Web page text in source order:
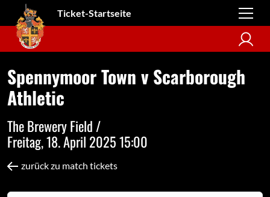
Ticket-Startseite
Spennymoor Town v Scarborough
Athletic
The Brewery Field /
Freitag, 18. April 2025 15:00
zurück zu match tickets